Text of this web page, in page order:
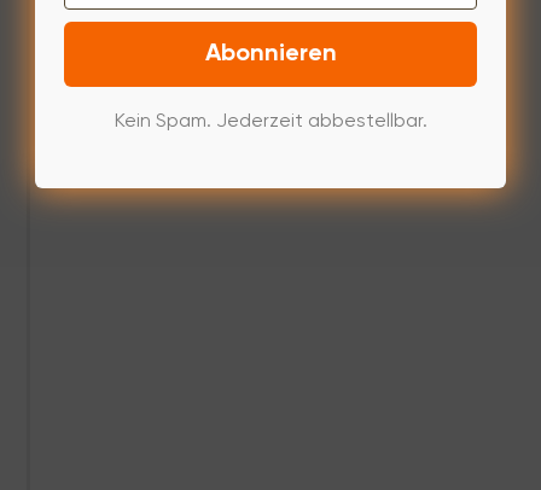
Abonnieren
Kein Spam. Jederzeit abbestellbar.